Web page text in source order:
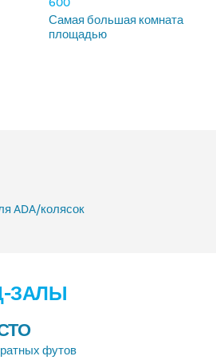
Самая большая комната
площадью
600
ADA/колясок
ЗАЛЫ
футов